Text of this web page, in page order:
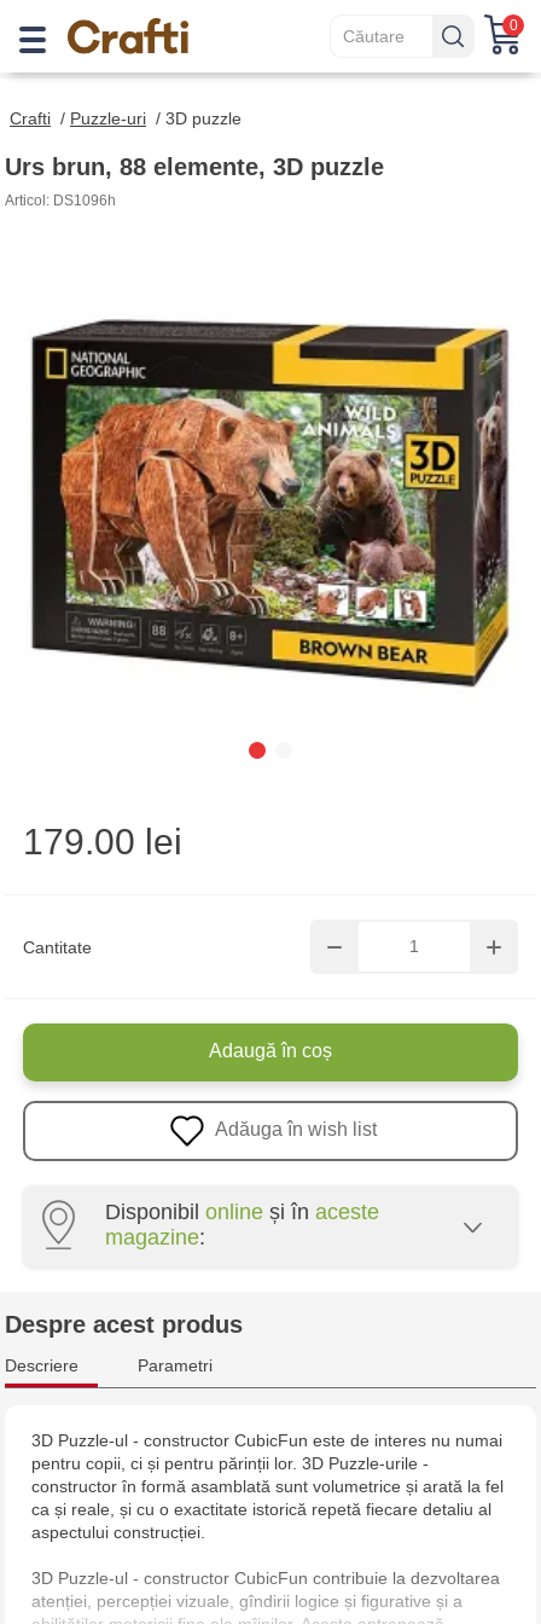
0
Crafti / Puzzle-uri / 3D puzzle
Urs brun, 88 elemente, 3D puzzle
Articol: DS1096h
Cantitate
179.00 lei
Adaugă în coș
Adăuga în wish list
Disponibil online și în aceste
magazine:
Crafti Botanica - bd. Decebal, 139
Crafti Ciocana - str. Alecu Russo, 61/6
Multistore Centru - bd. Cantemir, 6
Crafti Comrat - str Pobeda,48
Despre acest produs
Descriere Parametri
3D Puzzle-ul - constructor CubicFun este de interes nu numai
pentru copii, ci și pentru părinții lor. 3D Puzzle-urile -
constructor în formă asamblată sunt volumetrice și arată la fel
ca și reale, și cu o exactitate istorică repetă fiecare detaliu al
aspectului construcției.
3D Puzzle-ul - constructor CubicFun contribuie la dezvoltarea
atenției, percepției vizuale, gîndirii logice și figurative și a